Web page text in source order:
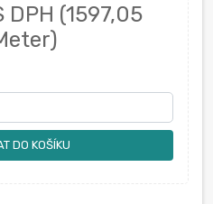
DPH (1597,05
DO KOŠÍKU